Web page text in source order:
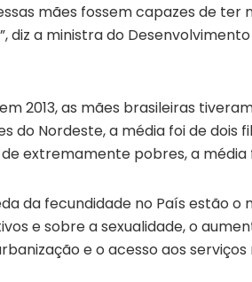
mães fossem capazes de ter
diz a ministra do
2013, as mães brasileiras
do Nordeste, a média foi de dois
extremamente pobres, a média
da fecundidade no País estão
e sobre a sexualidade, o
e o acesso aos serviços